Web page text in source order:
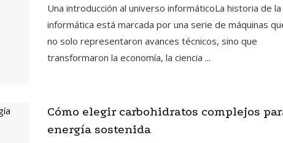
Una introducción al universo informáticoLa historia de la
informática está marcada por una serie de máquinas
no solo representaron avances técnicos, sino que
transformaron la economía, la ciencia ...
Cómo elegir carbohidratos complejos
energía sostenida